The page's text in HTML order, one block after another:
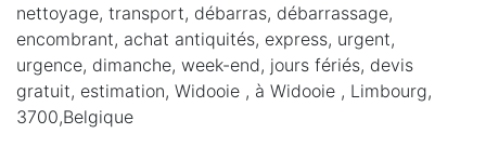
nettoyage, transport, débarras, débarrassage,
encombrant, achat antiquités, express, urgent,
urgence, dimanche, week-end, jours fériés, devis
gratuit, estimation, Widooie , à Widooie , Limbourg,
3700,Belgique